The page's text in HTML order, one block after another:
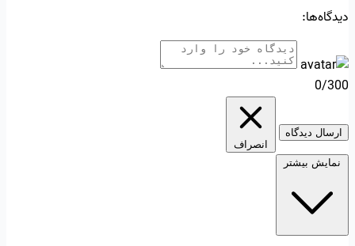
دیدگاه‌ها:
0/300
ارسال دیدگاه
انصراف
نمایش بیشتر